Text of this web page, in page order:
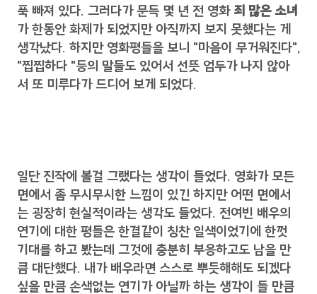
푹 빠져 있다. 그러다가 문득 몇 년 전 영화 죄 많은 소녀
가 한동안 화제가 되었지만 아직까지 보지 못했다는 게
생각났다. 하지만 영화평들을 보니 "마음이 무거워진다",
"찝찝하다 "등의 말들도 있어서 선뜻 엄두가 나지 않아
서 또 미루다가 드디어 보게 되었다.
일단 진작에 볼걸 그랬다는 생각이 들었다. 영화가 모든
면에서 좀 무시무시한 느낌이 있긴 하지만 어떤 면에서
는 굉장히 현실적이라는 생각도 들었다. 전여빈 배우의
연기에 대한 평들은 한결같이 칭찬 일색이었기에 한껏
기대를 하고 봤는데 그것에 충분히 부응하고도 남을 만
큼 대단했다. 내가 배우라면 스스로 뿌듯해해도 되겠다
싶을 만큼 손색없는 연기가 아닐까 하는 생각이 들 만큼